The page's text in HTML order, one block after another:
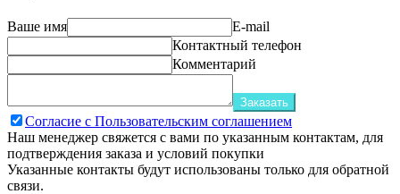
Ваше имя
E-mail
Контактный телефон
Комментарий
Заказать
Согласие с Пользовательским соглашением
Наш менеджер свяжется с вами по указанным контактам, для
подтверждения заказа и условий покупки
Указанные контакты будут использованы только для обратной
связи.